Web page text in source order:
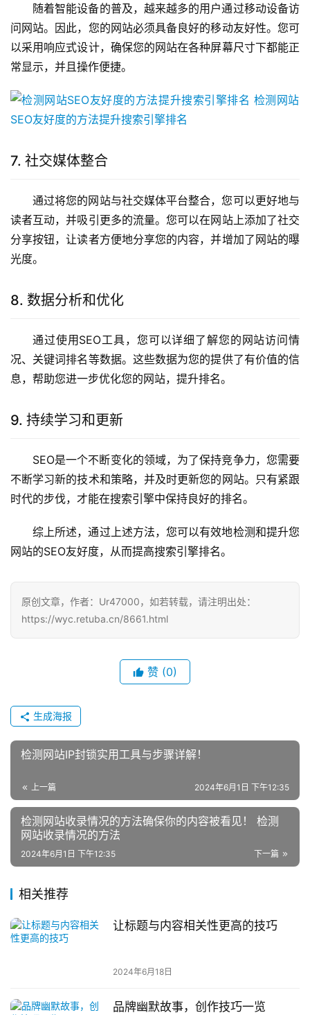
随着智能设备的普及，越来越多的用户通过移动设备访
问网站。因此，您的网站必须具备良好的移动友好性。您可
以采用响应式设计，确保您的网站在各种屏幕尺寸下都能正
常显示，并且操作便捷。
7. 社交媒体整合
通过将您的网站与社交媒体平台整合，您可以更好地与
读者互动，并吸引更多的流量。您可以在网站上添加了社交
分享按钮，让读者方便地分享您的内容，并增加了网站的曝
光度。
8. 数据分析和优化
通过使用SEO工具，您可以详细了解您的网站访问情
况、关键词排名等数据。这些数据为您的提供了有价值的信
息，帮助您进一步优化您的网站，提升排名。
9. 持续学习和更新
SEO是一个不断变化的领域，为了保持竞争力，您需要
不断学习新的技术和策略，并及时更新您的网站。只有紧跟
时代的步伐，才能在搜索引擎中保持良好的排名。
综上所述，通过上述方法，您可以有效地检测和提升您
网站的SEO友好度，从而提高搜索引擎排名。
原创文章，作者：Ur47000，如若转载，请注明出处：
https://wyc.retuba.cn/8661.html
赞 (0)
生成海报
检测网站IP封锁实用工具与步骤详解！
上一篇 2024年6月1日 下午12:35
检测网站收录情况的方法确保你的内容被看见！ 检测
网站收录情况的方法
下一篇
2024年6月1日 下午12:35
相关推荐
让标题与内容相关性更高的技巧
2024年6月18日
品牌幽默故事，创作技巧一览